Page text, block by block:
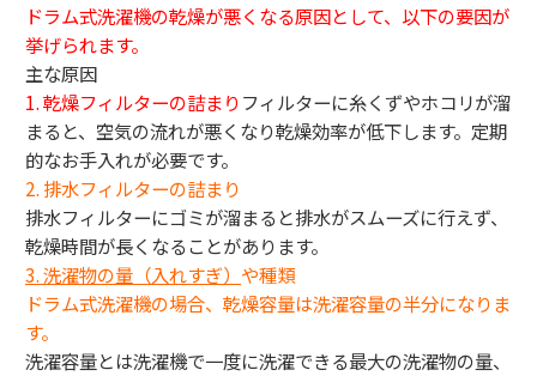
ドラム式洗濯機の乾燥が悪くなる原因として、以下の要因が
挙げられます。
主な原因
1. 乾燥フィルターの詰まりフィルターに糸くずやホコリが溜
まると、空気の流れが悪くなり乾燥効率が低下します。定期
的なお手入れが必要です。
2. 排水フィルターの詰まり
排水フィルターにゴミが溜まると排水がスムーズに行えず、
乾燥時間が長くなることがあります。
3.洗濯物の量（入れすぎ） や種類
ドラム式洗濯機の場合、乾燥容量は洗濯容量の半分になりま
す。
洗濯容量とは洗濯機で一度に洗濯できる最大の洗濯物の量、